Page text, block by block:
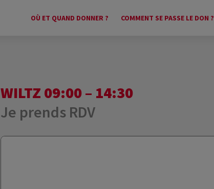
OÙ ET QUAND DONNER ? COMMENT SE PASSE LE DON ?
WILTZ 09:00 – 14:30
Je prends RDV